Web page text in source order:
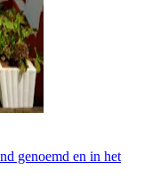
genoemd en in het